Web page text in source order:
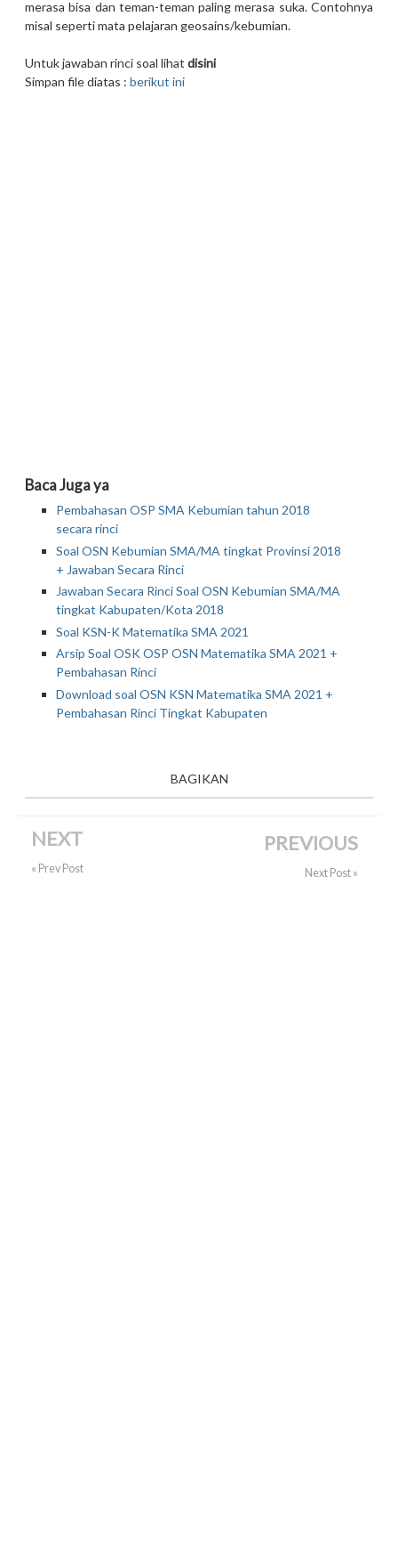
merasa bisa dan teman-teman paling merasa suka. Contohnya
misal seperti mata pelajaran geosains/kebumian.
Untuk jawaban rinci soal lihat disini
Simpan file diatas : berikut ini
Baca Juga ya
Pembahasan OSP SMA Kebumian tahun 2018
secara rinci
Soal OSN Kebumian SMA/MA tingkat Provinsi 2018
+ Jawaban Secara Rinci
Jawaban Secara Rinci Soal OSN Kebumian SMA/MA
tingkat Kabupaten/Kota 2018
Soal KSN-K Matematika SMA 2021
Arsip Soal OSK OSP OSN Matematika SMA 2021 +
Pembahasan Rinci
Download soal OSN KSN Matematika SMA 2021 +
Pembahasan Rinci Tingkat Kabupaten
BAGIKAN
NEXT
« Prev Post
PREVIOUS
Next Post »